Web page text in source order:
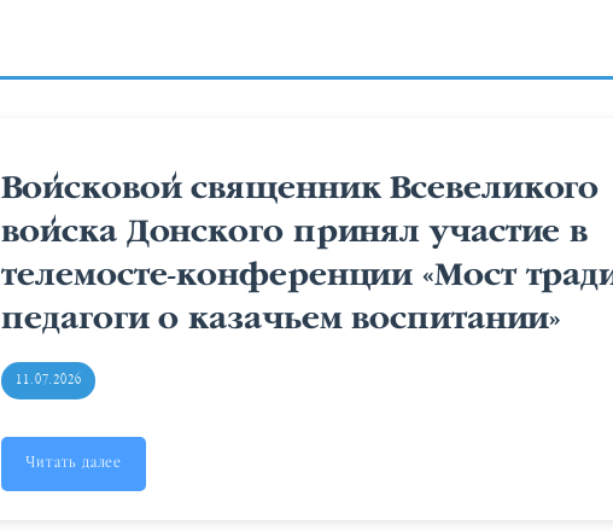
Войсковой священник Всевеликого
войска Донского принял участие в
телемосте-конференции «Мост
педагоги о казачьем воспитании»
11.07.2026
Читать далее